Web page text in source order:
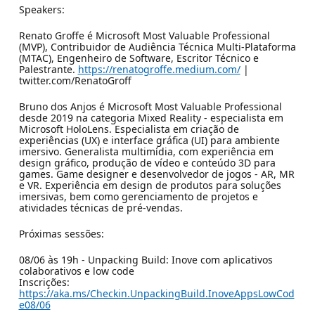
Speakers:
Renato Groffe é Microsoft Most Valuable Professional
(MVP), Contribuidor de Audiência Técnica Multi-Plataforma
(MTAC), Engenheiro de Software, Escritor Técnico e
Palestrante. https://renatogroffe.medium.com/|
twitter.com/RenatoGroff
Bruno dos Anjos é Microsoft Most Valuable Professional
desde 2019 na categoria Mixed Reality - especialista em
Microsoft HoloLens. Especialista em criação de
experiências (UX) e interface gráfica (UI) para ambiente
imersivo. Generalista multimídia, com experiência em
design gráfico, produção de vídeo e conteúdo 3D para
games. Game designer e desenvolvedor de jogos - AR, MR
e VR. Experiência em design de produtos para soluções
imersivas, bem como gerenciamento de projetos e
atividades técnicas de pré-vendas.
Próximas sessões:
08/06 às 19h - Unpacking Build: Inove com aplicativos
colaborativos e low code
Inscrições:
https://aka.ms/Checkin.UnpackingBuild.InoveAppsLowCod
e08/06